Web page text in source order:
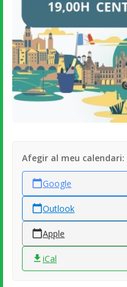
Afegir al meu calendari:
Google
Outlook
Apple
iCal